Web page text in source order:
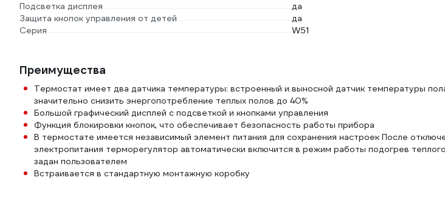
Подсветка дисплея
да
Защита кнопок управления от детей
да
Серия
W51
Преимущества
Термостат имеет два датчика температуры: встроенный и выносной датчик температуры
значительно снизить энергопотребление теплых полов до 40%
Большой графический дисплей с подсветкой и кнопками управления
Функция блокировки кнопок, что обеспечивает безопасность работы прибора
В термостате имеется независимый элемент питания для сохранения настроек После
электропитания терморегулятор автоматически включится в режим работы подогрев
задан пользователем
Встраивается в стандартную монтажную коробку